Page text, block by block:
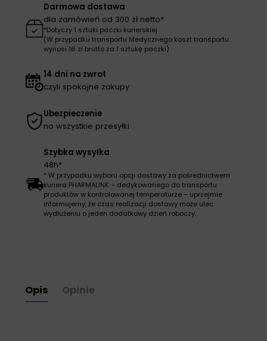
Darmowa dostawa
dla zamówień od 300 zł netto*
*Dotyczy 1 sztuki paczki kurierskiej
(W przypadku transportu Medycznego koszt transportu
wynosi 16 zł brutto za 1 sztukę paczki)
14 dni na zwrot
czyli spokojne zakupy
Ubezpieczenie
na wszystkie przesyłki
Szybka wysyłka
48h*
* W przypadku wyboru opcji dostawy za pośrednictwem
kuriera PHARMALINK – dedykowanego do transportu
produktów w kontrolowanej temperaturze – uprzejmie
informujemy, że czas realizacji dostawy może ulec
wydłużeniu o jeden dodatkowy dzień roboczy.
Opis Opinie